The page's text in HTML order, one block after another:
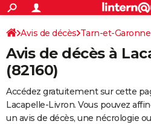
ACTUALITÉS
Politique
Société
Faits Divers
Education
Monde
Villes
+
SPORT
Coupe du monde 2026
Football
Tennis
Cyclisme
Rugby
Forum
FINANCE
Retraite
Impôts
Epargne
Immobilier
Risques naturels par ville
Banque
Assurance
Crédit
AUTO
S'inscrire
Avis de décès Tarn-et-Garonne
Avis de décès à
(82160)
Accédez gratuitement sur cette
Lacapelle-Livron. Vous pouvez
un avis de décès, une nécrologie